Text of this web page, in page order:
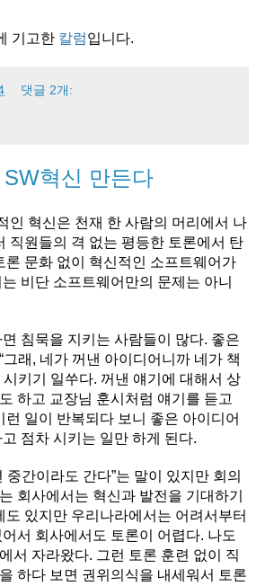
기고한 칼럼입니다.
댓글 2개:
혁신 만든다
인 혁신은 천재 한 사람의 머리에서 나
직원들의 격 없는 평등한 토론에서 탄
론 문화 없이 혁신적인 소프트웨어가
비단 소프트웨어만의 문제는 아니
침묵을 지키는 사람들이 많다. 좋은
래, 네가 꺼낸 아이디어니까 네가 책
시키기 일쑤다. 꺼낸 얘기에 대해서 상
하고 교장님 훈시처럼 얘기를 듣고
런 일이 반복되다 보니 좋은 아이디어
점차 시키는 일만 하게 된다.
중간이라도 간다”는 말이 있지만 회의
회사에서는 혁신과 발전을 기대하기
도 있지만 우리나라에서는 어려서부터
서 회사에서도 토론이 어렵다. 나도
서 자라왔다. 그런 토론 훈련 없이 직
하다 보면 권위의식을 내세워서 토론